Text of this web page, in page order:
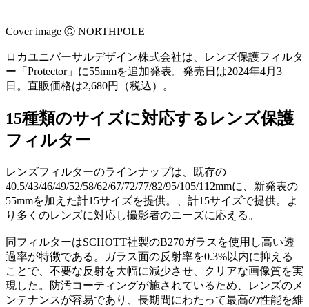
Cover image Ⓒ NORTHPOLE
ロカユニバーサルデザイン株式会社は、レンズ保護フィルタ
ー「Protector」に55mmを追加発表。発売日は2024年4月3
日。直販価格は2,680円（税込）。
15種類のサイズに対応するレンズ保護
フィルター
レンズフィルターのラインナップは、既存の
40.5/43/46/49/52/58/62/67/72/77/82/95/105/112mmに、新発表の
55mmを加えた計15サイズを提供。、計15サイズで提供。よ
り多くのレンズに対応し撮影者のニーズに応える。
同フィルターはSCHOTT社製のB270ガラスを使用し高い透
過率が特徴である。ガラス面の反射率を0.3%以内に抑える
ことで、不要な反射を大幅に減少させ、クリアな画像質を実
現した。防汚コーティングが施されているため、レンズのメ
ンテナンスが容易であり、長期間にわたって最高の性能を維